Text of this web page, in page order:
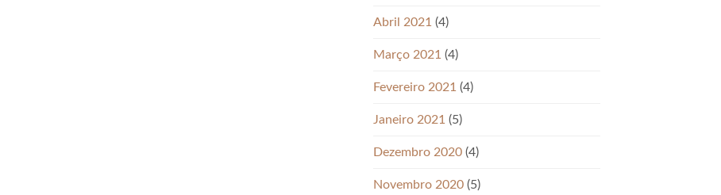
Abril 2021 (4)
Março 2021 (4)
Fevereiro 2021 (4)
Janeiro 2021 (5)
Dezembro 2020 (4)
Novembro 2020 (5)